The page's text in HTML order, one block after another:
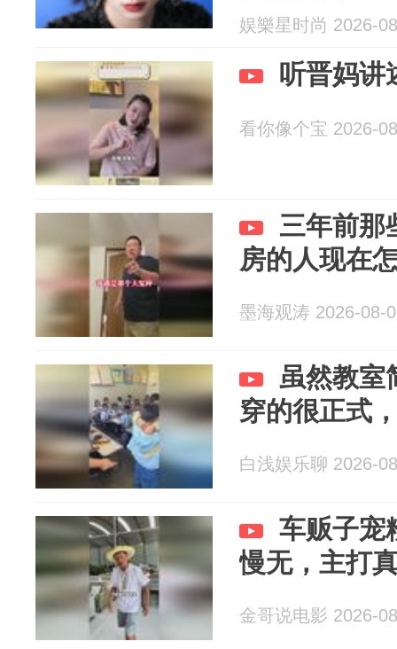
娱樂星时尚 2026-
听晋妈讲
看你像个宝 2026-
三年前那
房的人现在
墨海观涛 2026-08-
虽然教室
穿的很正式
白浅娱乐聊 2026-
车贩子宠
慢无，主打
金哥说电影 2026-